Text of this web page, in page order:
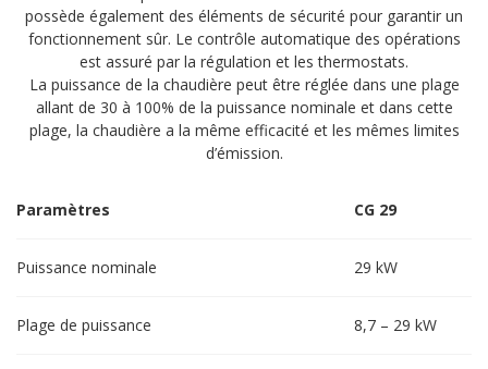
possède également des éléments de sécurité pour garantir un
fonctionnement sûr. Le contrôle automatique des opérations
est assuré par la régulation et les thermostats.
La puissance de la chaudière peut être réglée dans une plage
allant de 30 à 100% de la puissance nominale et dans cette
plage, la chaudière a la même efficacité et les mêmes limites
d’émission.
Paramètres CG 29
Puissance nominale 29 kW
Plage de puissance 8,7 – 29 kW